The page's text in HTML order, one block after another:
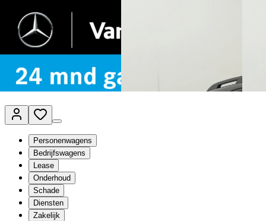
Van Mossel Automotive Group
Vestigingen
Werkplaatsplanner
Vacatures
Klantenservice
nl- Nederlands
Personenwagens
Bedrijfswagens
Lease
Onderhoud
Schade
Diensten
Zakelijk